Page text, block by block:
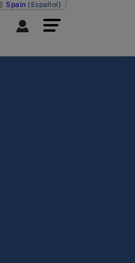
Spain (Español)